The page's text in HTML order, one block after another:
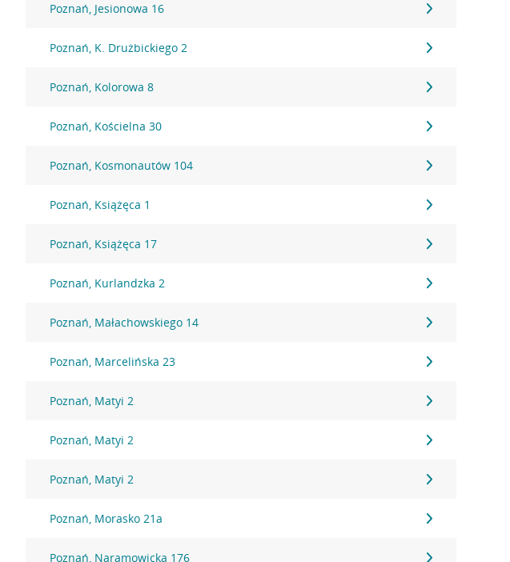
Poznań, Jesionowa 16
Poznań, K. Drużbickiego 2
Poznań, Kolorowa 8
Poznań, Kościelna 30
Poznań, Kosmonautów 104
Poznań, Książęca 1
Poznań, Książęca 17
Poznań, Kurlandzka 2
Poznań, Małachowskiego 14
Poznań, Marcelińska 23
Poznań, Matyi 2
Poznań, Matyi 2
Poznań, Matyi 2
Poznań, Morasko 21a
Poznań, Naramowicka 176